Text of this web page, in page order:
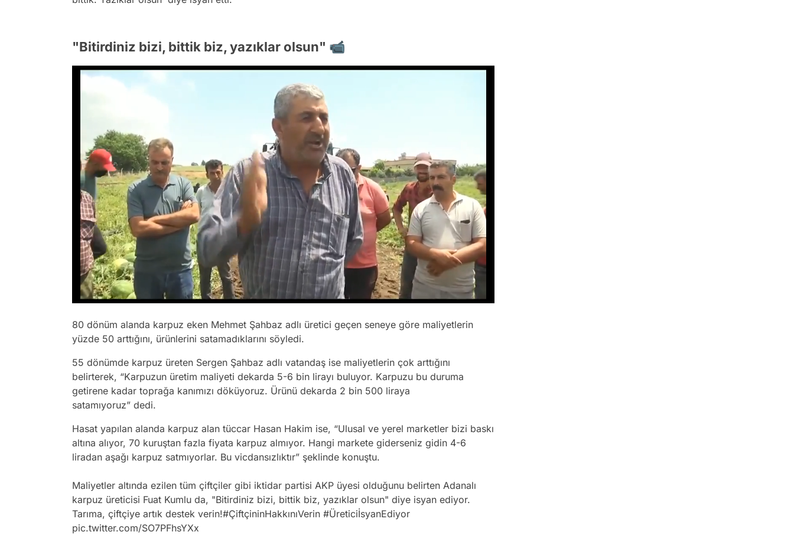
"Bitirdiniz bizi, bittik biz, yazıklar olsun" 📹
/
80 dönüm alanda karpuz eken Mehmet Şahbaz adlı üretici geçen seneye göre maliyetlerin
yüzde 50 arttığını, ürünlerini satamadıklarını söyledi.
55 dönümde karpuz üreten Sergen Şahbaz adlı vatandaş ise maliyetlerin çok arttığını
belirterek, “Karpuzun üretim maliyeti dekarda 5-6 bin lirayı buluyor. Karpuzu bu duruma
getirene kadar toprağa kanımızı döküyoruz. Ürünü dekarda 2 bin 500 liraya
satamıyoruz” dedi.
Hasat yapılan alanda karpuz alan tüccar Hasan Hakim ise, “Ulusal ve yerel marketler bizi baskı
altına alıyor, 70 kuruştan fazla fiyata karpuz almıyor. Hangi markete giderseniz gidin 4-6
liradan aşağı karpuz satmıyorlar. Bu vicdansızlıktır” şeklinde konuştu.
Maliyetler altında ezilen tüm çiftçiler gibi iktidar partisi AKP üyesi olduğunu belirten Adanalı
karpuz üreticisi Fuat Kumlu da, "Bitirdiniz bizi, bittik biz, yazıklar olsun" diye isyan ediyor.
Tarıma, çiftçiye artık destek verin!#ÇiftçininHakkınıVerin #ÜreticiİsyanEdiyor
pic.twitter.com/SO7PFhsYXx